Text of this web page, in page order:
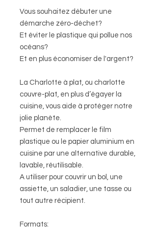
Vous souhaitez débuter une
démarche zéro-déchet?
Et éviter le plastique qui pollue nos
océans?
Et en plus économiser de l'argent?
La Charlotte à plat, ou charlotte
couvre-plat, en plus d’égayer la
cuisine, vous aide à protéger notre
jolie planète.
Permet de remplacer le film
plastique ou le papier aluminium en
cuisine par une alternative durable,
lavable, réutilisable.
A utiliser pour couvrir un bol, une
assiette, un saladier, une tasse ou
tout autre récipient.
Formats: